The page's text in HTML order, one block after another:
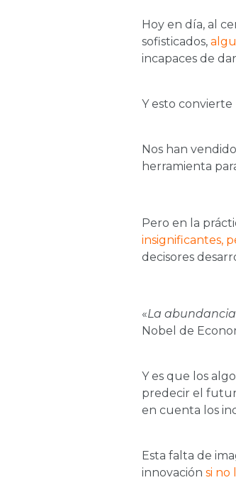
Hoy en día, al
sofisticados,
incapaces de
Y esto
Nos han
herramienta
Pero en la
insignificantes,
decisores
«La
Nobel de
Y es que los
predecir el
en cuenta los
Esta falta de
innovación si no